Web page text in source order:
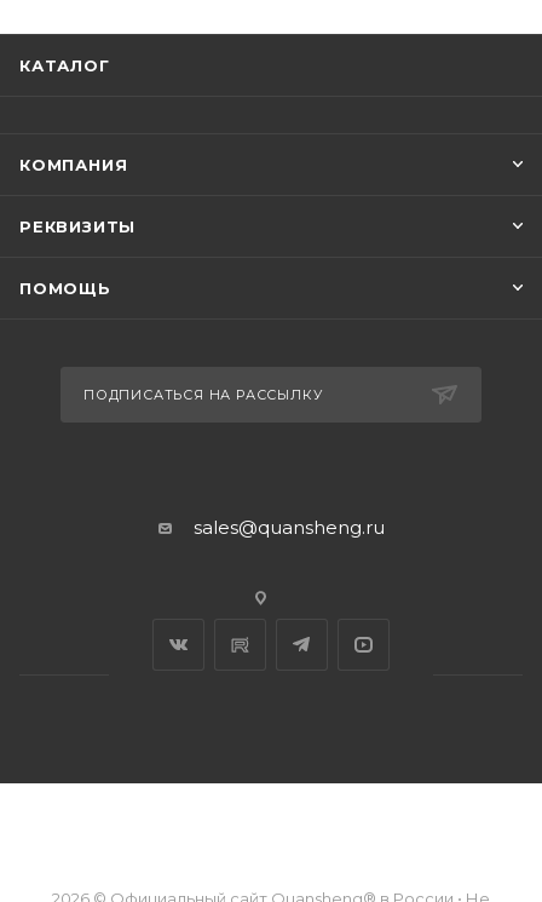
КАТАЛОГ
КОМПАНИЯ
РЕКВИЗИТЫ
ПОМОЩЬ
ПОДПИСАТЬСЯ НА РАССЫЛКУ
sales@quansheng.ru